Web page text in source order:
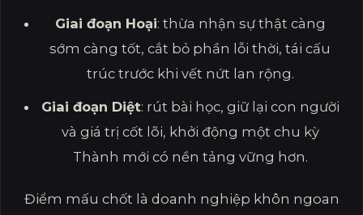
Giai đoạn Hoại: thừa nhận sự thật càng
sớm càng tốt, cắt bỏ phần lỗi thời, tái cấu
trúc trước khi vết nứt lan rộng.
Giai đoạn Diệt: rút bài học, giữ lại con người
và giá trị cốt lõi, khởi động một chu kỳ
Thành mới có nền tảng vững hơn.
Điểm mấu chốt là doanh nghiệp khôn ngoan